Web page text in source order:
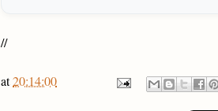
//
at20:14:00